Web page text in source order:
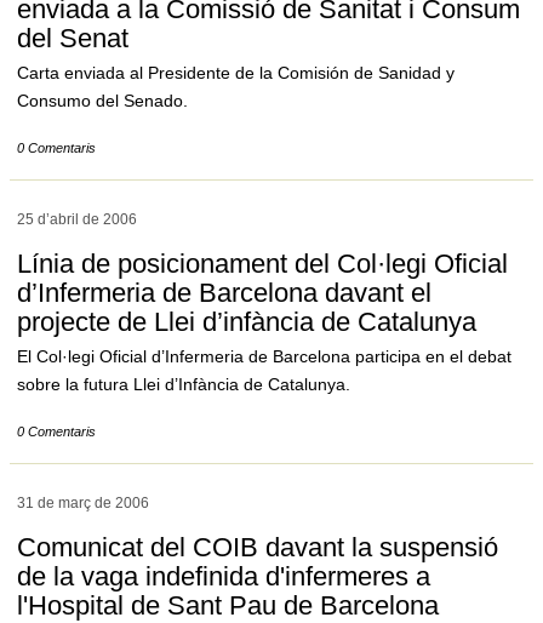
enviada a la Comissió de Sanitat i Consum
del Senat
Carta enviada al Presidente de la Comisión de Sanidad y
Consumo del Senado.
0 Comentaris
25 d’abril de 2006
Línia de posicionament del Col·legi Oficial
d’Infermeria de Barcelona davant el
projecte de Llei d’infància de Catalunya
El Col·legi Oficial d’Infermeria de Barcelona participa en el debat
sobre la futura Llei d’Infància de Catalunya.
0 Comentaris
31 de març de 2006
Comunicat del COIB davant la suspensió
de la vaga indefinida d'infermeres a
l'Hospital de Sant Pau de Barcelona